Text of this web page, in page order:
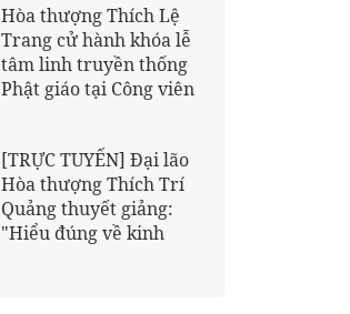
Hòa thượng Thích Lệ
Trang cử hành khóa lễ
tâm linh truyền thống
Phật giáo tại Công viên
[TRỰC TUYẾN] Đại lão
Hòa thượng Thích Trí
Quảng thuyết giảng:
"Hiểu đúng về kinh